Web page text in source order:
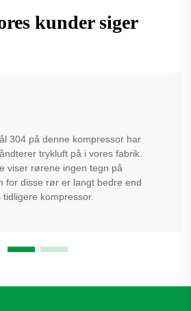
kunder siger
304 på denne kompressor har
trykluft på i vores fabrik.
viser rørene ingen tegn på
for disse rør er langt bedre end
kompressor.